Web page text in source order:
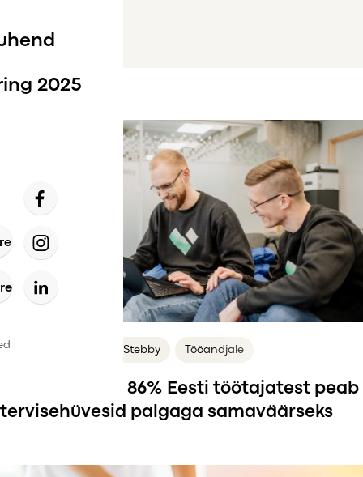
2025
Stebby Tööandjale
Värske uuring: 86% Eesti töötajatest peab
tervisehüvesid palgaga samaväärseks